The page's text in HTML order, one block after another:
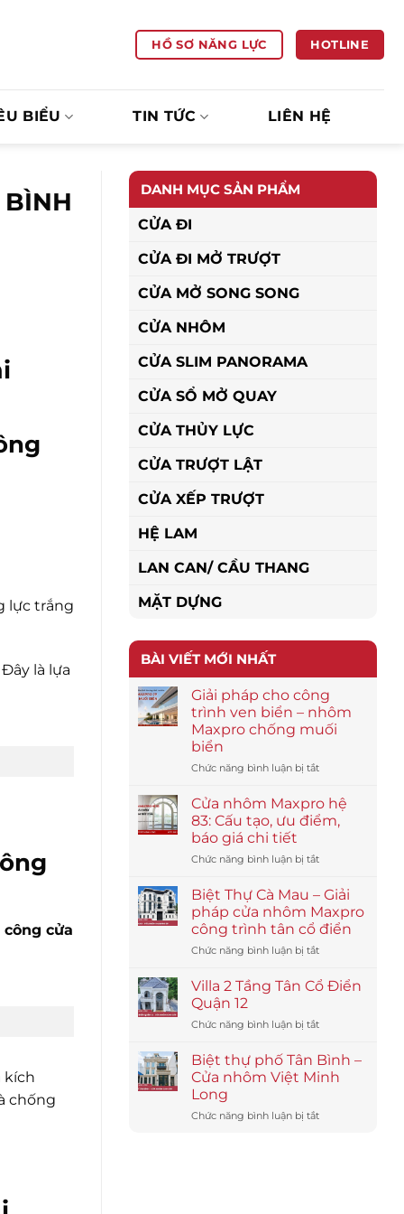
HỒ SƠ NĂNG LỰC HOTLINE
BIỂU TIN TỨC LIÊN HỆ
lực trắng
là lựa
cửa
kích
chống
DANH MỤC SẢN PHẨM
CỬA ĐI
CỬA ĐI MỞ TRƯỢT
CỬA MỞ SONG SONG
CỬA NHÔM
CỬA SLIM PANORAMA
CỬA SỔ MỞ QUAY
CỬA THỦY LỰC
CỬA TRƯỢT LẬT
CỬA XẾP TRƯỢT
HỆ LAM
LAN CAN/ CẦU THANG
MẶT DỰNG
BÀI VIẾT MỚI NHẤT
Giải pháp cho công
trình ven biển – nhôm
Maxpro chống muối
biển
Chức năng bình luận bị tắtở
pháp
cho
công
ven
nhôm
Maxpro
chống
muối
Cửa nhôm Maxpro hệ
83: Cấu tạo, ưu điểm,
báo giá chi tiết
Chức năng bình luận bị tắtở
nhôm
Maxpro
hệ
83:
Cấu
ưu
giá
tiết
Biệt Thự Cà Mau – Giải
pháp cửa nhôm Maxpro
công trình tân cổ điển
Chức năng bình luận bị tắtở
Thự
–
pháp
cửa
công
Villa 2 Tầng Tân Cổ Điển
Quận 12
Chức năng bình luận bị tắtở
2
Tầng
Tân
Điển
Biệt thự phố Tân Bình –
Cửa nhôm Việt Minh
Long
Chức năng bình luận bị tắtở